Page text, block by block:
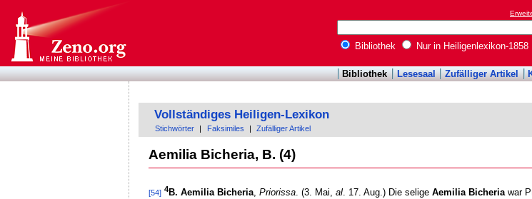
Bibliothek Nur in Heiligenlexikon-1858
Bibliothek Lesesaal Zufälliger Artikel
Vollständiges Heiligen-Lexikon
Stichwörter Faksimiles Zufälliger Artikel
Aemilia Bicheria, B. (4)
[54] 4B. Aemilia Bicheria, Priorissa. (3. Mai, al. 17. Aug.) Die selige Aemilia Bicheriawar